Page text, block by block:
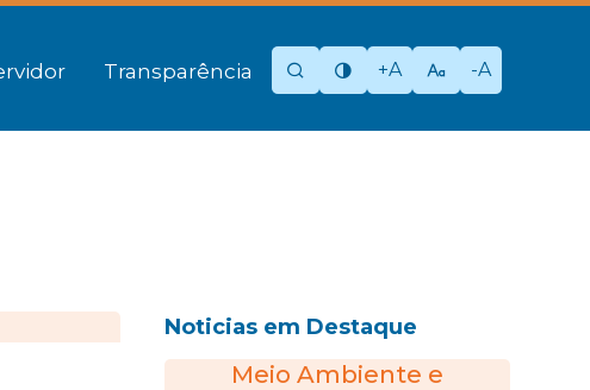
Transparência +A -A
Noticias em Destaque
Meio Ambiente e